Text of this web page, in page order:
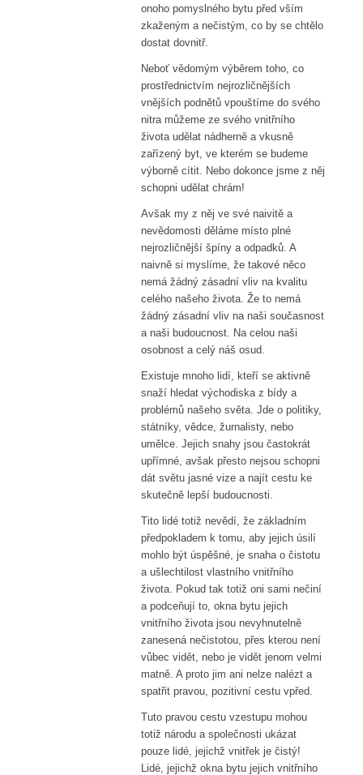
onoho pomyslného bytu před vším
zkaženým a nečistým, co by se chtělo
dostat dovnitř.
Neboť vědomým výběrem toho, co
prostřednictvím nejrozličnějších
vnějších podnětů vpouštíme do svého
nitra můžeme ze svého vnitřního
života udělat nádherně a vkusně
zařízený byt, ve kterém se budeme
výborně cítit. Nebo dokonce jsme z něj
schopni udělat chrám!
Avšak my z něj ve své naivitě a
nevědomosti děláme místo plné
nejrozličnější špíny a odpadků. A
naivně si myslíme, že takové něco
nemá žádný zásadní vliv na kvalitu
celého našeho života. Že to nemá
žádný zásadní vliv na naši současnost
a naši budoucnost. Na celou naši
osobnost a celý náš osud.
Existuje mnoho lidí, kteří se aktivně
snaží hledat východiska z bídy a
problémů našeho světa. Jde o politiky,
státníky, vědce, žurnalisty, nebo
umělce. Jejich snahy jsou častokrát
upřímné, avšak přesto nejsou schopni
dát světu jasné vize a najít cestu ke
skutečně lepší budoucnosti.
Tito lidé totiž nevědí, že základním
předpokladem k tomu, aby jejich úsilí
mohlo být úspěšné, je snaha o čistotu
a ušlechtilost vlastního vnitřního
života. Pokud tak totiž oni sami nečiní
a podceňují to, okna bytu jejich
vnitřního života jsou nevyhnutelně
zanesená nečistotou, přes kterou není
vůbec vidět, nebo je vidět jenom velmi
matně. A proto jim ani nelze nalézt a
spatřit pravou, pozitivní cestu vpřed.
Tuto pravou cestu vzestupu mohou
totiž národu a společnosti ukázat
pouze lidé, jejichž vnitřek je čistý!
Lidé, jejichž okna bytu jejich vnitřního